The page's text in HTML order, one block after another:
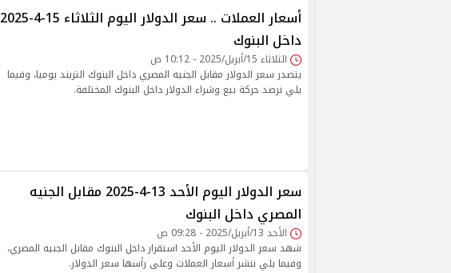
أسعار العملات .. سعر الدولار اليوم الثلاثاء 15-4-2025
داخل البنوك
الثلاثاء 15/أبريل/2025 - 10:12 ص
يتصدر سعر الدولار مقابل الجنيه المصري داخل البنوك التريند يوميا، وفيما
يلي نرصد حركة بيع وشراء الدولار داخل البنوك المختلفة.
سعر الدولار اليوم الأحد 13-4-2025 مقابل الجنيه
المصري داخل البنوك
الأحد 13/أبريل/2025 - 09:28 ص
شهد سعر الدولار اليوم الأحد استقرار داخل البنوك مقابل الجنيه المصري،
وفيما يلي ننشر أسعار العملات وعلى رأسها سعر الدولار.